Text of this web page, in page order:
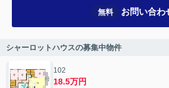
無料 お問い合わ
シャーロットハウスの募集中物件
102
18.5万円